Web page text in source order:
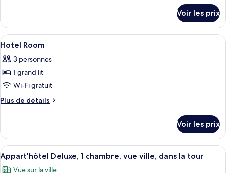
chambre,
vue
ville,
dans
la
tour
le
type
de
Appart'hôtel
Confort,
chambre,
vue
ville,
tour
Voir les prix
Afficher
toutes
les
photos
pour
ce
chambre :
Hotel
Room
Couette en duvet d'oie, fer et
18
Hotel Room
3 personnes
1 grand lit
Wi-Fi gratuit
Plus de détails
Plus
le
type
de
chambre
Voir les prix
Afficher
toutes
Une chambre d’hôtel moderne
14
Appart'hôtel Deluxe, 1 chambre, vue ville, dans la tour
Vue sur la ville